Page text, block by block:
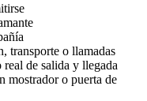
transporte o llamadas
de salida y llegada
mostrador o puerta de